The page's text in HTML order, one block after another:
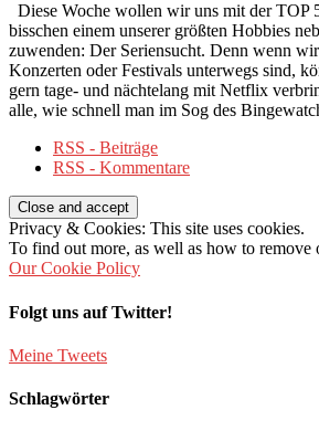
Diese Woche wollen wir uns mit der TOP
bisschen einem unserer größten Hobbies
zuwenden: Der Seriensucht. Denn wenn
Konzerten oder Festivals unterwegs sind,
gern tage- und nächtelang mit Netflix
alle, wie schnell man im Sog des
RSS - Beiträge
RSS - Kommentare
Privacy & Cookies: This site uses cookies.
To find out more, as well as how to remove
Our Cookie Policy
Folgt uns auf Twitter!
Meine Tweets
Schlagwörter